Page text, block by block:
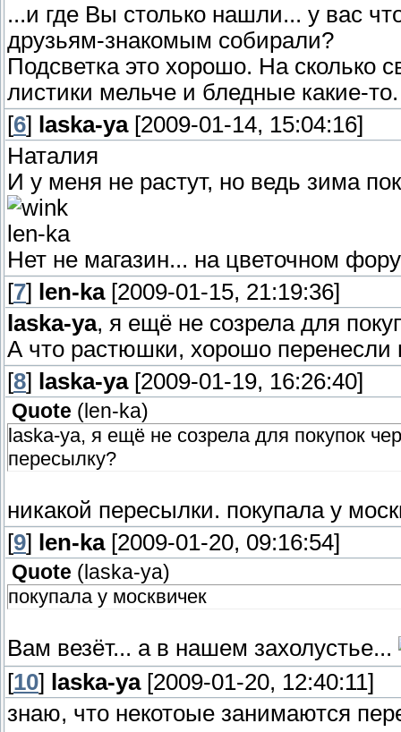
...и где Вы столько нашли... у вас
друзьям-знакомым собирали?
Подсветка это хорошо. На сколько
листики мельче и бледные какие-то.
[6] laska-ya[2009-01-14, 15:04:16]
Наталия
И у меня не растут, но ведь зима
len-ka
Нет не магазин... на цветочном
[7] len-ka[2009-01-15, 21:19:36]
laska-ya, я ещё не созрела для
А что растюшки, хорошо перенесли
[8] laska-ya[2009-01-19, 16:26:40]
Quote ( len-ka)
laska-ya, я ещё не созрела для покупок
пересылку?
никакой пересылки. покупала у
[9] len-ka[2009-01-20, 09:16:54]
Quote ( laska-ya)
покупала у москвичек
Вам везёт... а в нашем захолустье...
[10] laska-ya[2009-01-20, 12:40:11]
знаю, что некотоые занимаются